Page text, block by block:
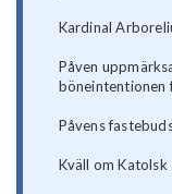
Kardinal
Påven
böneintentionen
Påvens
Kväll om